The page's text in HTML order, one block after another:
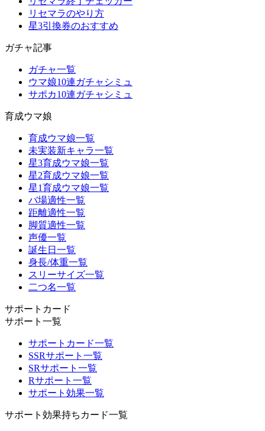
リセマラのやり方
星3引換券のおすすめ
ガチャ記事
ガチャ一覧
ウマ娘10連ガチャシミュ
サポカ10連ガチャシミュ
育成ウマ娘
育成ウマ娘一覧
未実装新キャラ一覧
星3育成ウマ娘一覧
星2育成ウマ娘一覧
星1育成ウマ娘一覧
バ場適性一覧
距離適性一覧
脚質適性一覧
声優一覧
誕生日一覧
身長/体重一覧
スリーサイズ一覧
二つ名一覧
サポートカード
サポート一覧
サポートカード一覧
SSRサポート一覧
SRサポート一覧
Rサポート一覧
サポート効果一覧
サポート効果持ちカード一覧